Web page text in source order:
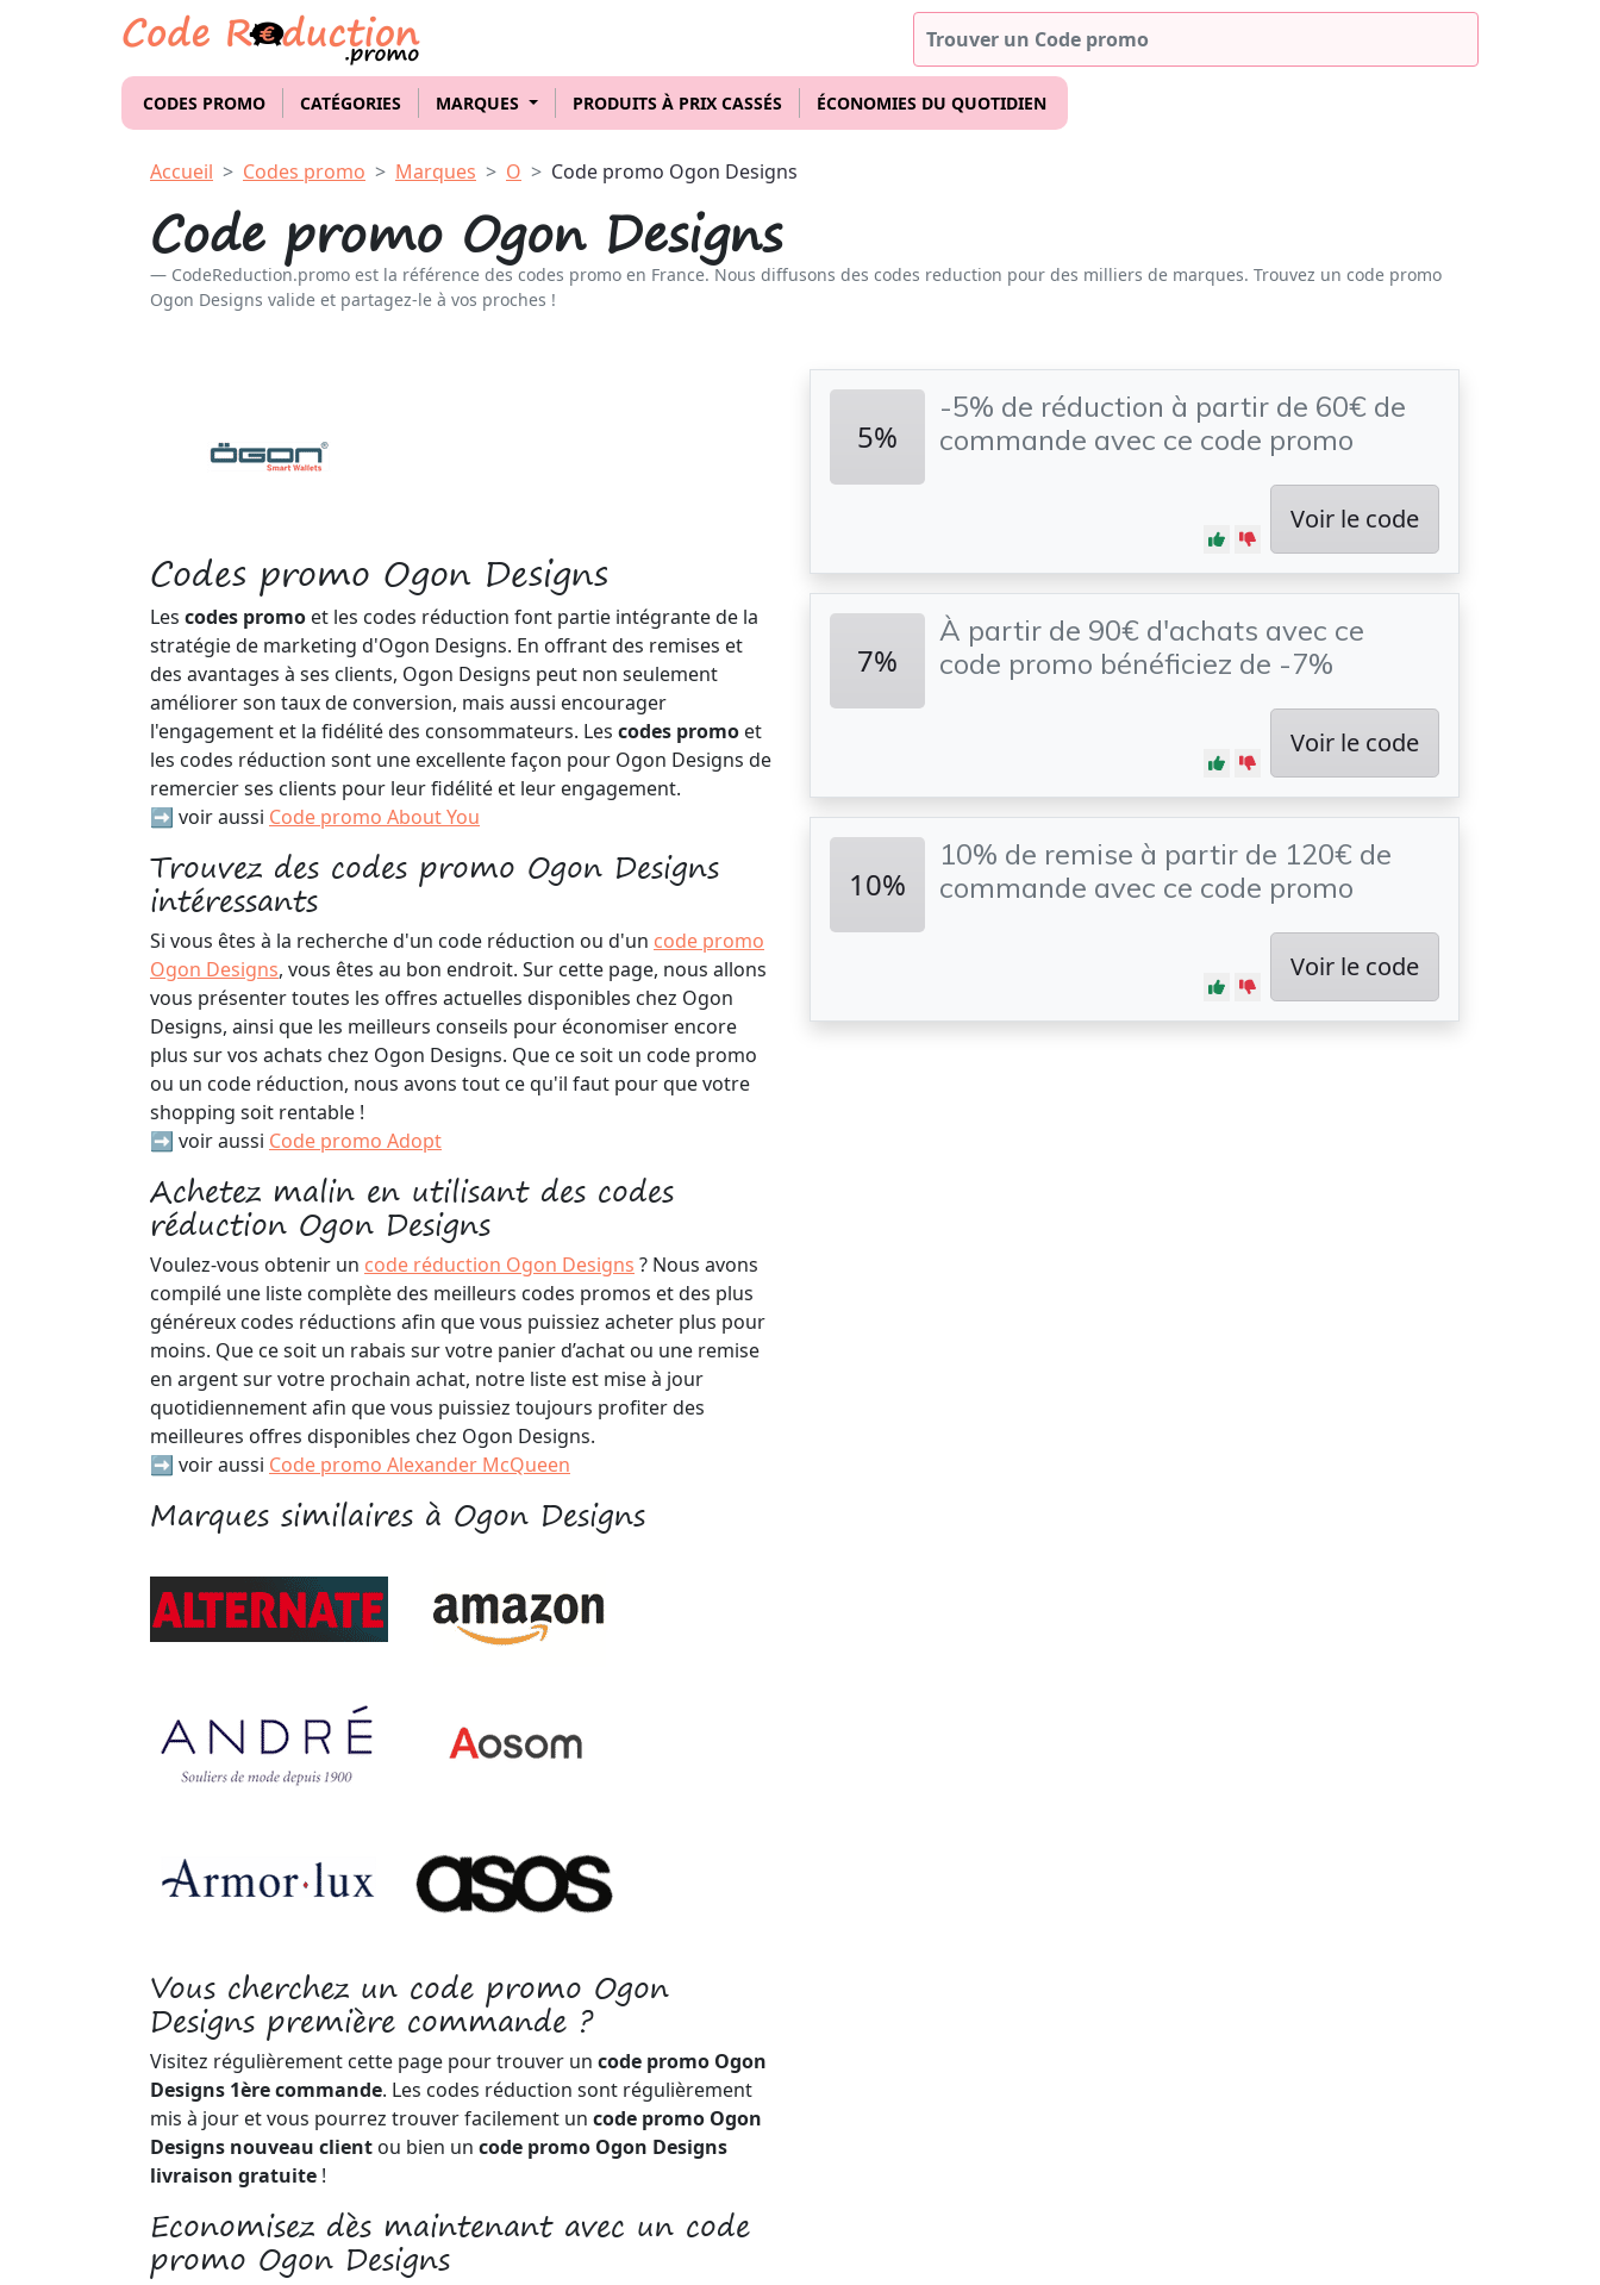
CODES PROMO CATÉGORIES MARQUES PRODUITS À PRIX CASSÉS ÉCONOMIES DU QUOTIDIEN
Accueil Codes promo Marques O Code promo Ogon Designs
Code promo Ogon Designs
CodeReduction.promo est la référence des codes promo en France. Nous diffusons des codes reduction pour des milliers de marques. Trouvez un code promo
Ogon Designs valide et partagez-le à vos proches !
Codes promo Ogon Designs
Les codes promo et les codes réduction font partie intégrante de la
stratégie de marketing d'Ogon Designs. En offrant des remises et
des avantages à ses clients, Ogon Designs peut non seulement
améliorer son taux de conversion, mais aussi encourager
l'engagement et la fidélité des consommateurs. Les codes promo et
les codes réduction sont une excellente façon pour Ogon Designs de
remercier ses clients pour leur fidélité et leur engagement.
➡️ voir aussi Code promo About You
Trouvez des codes promo Ogon Designs
intéressants
Si vous êtes à la recherche d'un code réduction ou d'un code promo
Ogon Designs, vous êtes au bon endroit. Sur cette page, nous allons
vous présenter toutes les offres actuelles disponibles chez Ogon
Designs, ainsi que les meilleurs conseils pour économiser encore
plus sur vos achats chez Ogon Designs. Que ce soit un code promo
ou un code réduction, nous avons tout ce qu'il faut pour que votre
shopping soit rentable !
➡️ voir aussi Code promo Adopt
Achetez malin en utilisant des codes
réduction Ogon Designs
Voulez-vous obtenir un code réduction Ogon Designs ? Nous avons
compilé une liste complète des meilleurs codes promos et des plus
généreux codes réductions afin que vous puissiez acheter plus pour
moins. Que ce soit un rabais sur votre panier d’achat ou une remise
en argent sur votre prochain achat, notre liste est mise à jour
quotidiennement afin que vous puissiez toujours profiter des
meilleures offres disponibles chez Ogon Designs.
➡️ voir aussi Code promo Alexander McQueen
Marques similaires à Ogon Designs
Vous cherchez un code promo Ogon
Designs première commande ?
Visitez régulièrement cette page pour trouver un code promo Ogon
Designs 1ère commande. Les codes réduction sont régulièrement
mis à jour et vous pourrez trouver facilement un code promo Ogon
Designs nouveau client ou bien un code promo Ogon Designs
livraison gratuite !
Economisez dès maintenant avec un code
promo Ogon Designs
5%
-5% de réduction à partir de 60€ de
commande avec ce code promo
Voir le code
7%
À partir de 90€ d'achats avec ce
code promo bénéficiez de -7%
Voir le code
10%
10% de remise à partir de 120€ de
commande avec ce code promo
Voir le code